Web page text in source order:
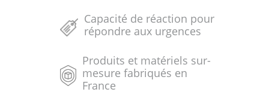
Capacité de réaction pour
répondre aux urgences
Produits et matériels sur-
mesure fabriqués en
France